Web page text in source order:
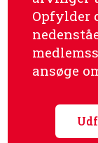
Opfylder
ansøge